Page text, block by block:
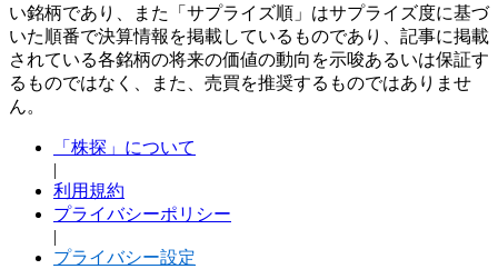
い銘柄であり、また「サプライズ順」はサプライズ度に基づ
いた順番で決算情報を掲載しているものであり、記事に掲載
されている各銘柄の将来の価値の動向を示唆あるいは保証す
るものではなく、また、売買を推奨するものではありませ
ん。
「株探」について
|
利用規約
プライバシーポリシー
|
プライバシー設定